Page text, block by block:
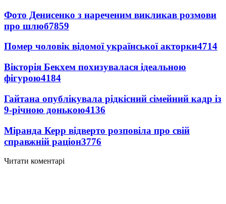
Фото Денисенко з нареченим викликав розмови
про шлюб7859
Помер чоловік відомої української акторки4714
Вікторія Бекхем похизувалася ідеальною
фігурою4184
Гайтана опублікувала рідкісний сімейний кадр із
9-річною донькою4136
Міранда Керр відверто розповіла про свій
справжній раціон3776
Читати коментарі